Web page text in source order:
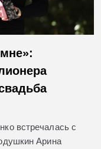
встречалась с
Арина